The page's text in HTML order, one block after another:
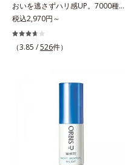
た。さらに、シリーズ共通の美容成
分(*7)「GLルートブースター(*9)」
を配合することで、肌のふっくら感
や透明感を叶えます。美白ケアしな
(*10)のハリと透明感を。効果的な
の生成を抑え、シミ・ソバカスを防
ぐ（ウォッシュ除く）*2 オルビス
内スキンケアシリーズの保湿力*3
年齢に応じたお手入れのこと*4 う
おいを逃さずハリ感UP。7000種を
超える成分から厳選し、「うるおい
の質(*1)」に着目した初期エイジン
グケア(*2)シリーズオルビスユーは
リーズです。「うるおいの質」に着
ポーラ・オルビスグループ独自の肌
荒れ防止有効成分として、「DF-パ
ンテノール(*3)」を国内唯一(*4)、
高濃度で配合。角層のバリア機能に
税込2,970円～
（3.85 /526件）